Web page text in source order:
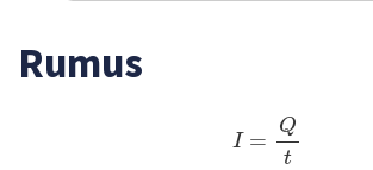
Rumus
I =
Q
t
t